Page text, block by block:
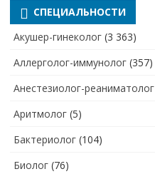
СПЕЦИАЛЬНОСТИ
Акушер-гинеколог (3 363)
Аллерголог-иммунолог (357)
Анестезиолог-реаниматолог
Аритмолог (5)
Бактериолог (104)
Биолог (76)